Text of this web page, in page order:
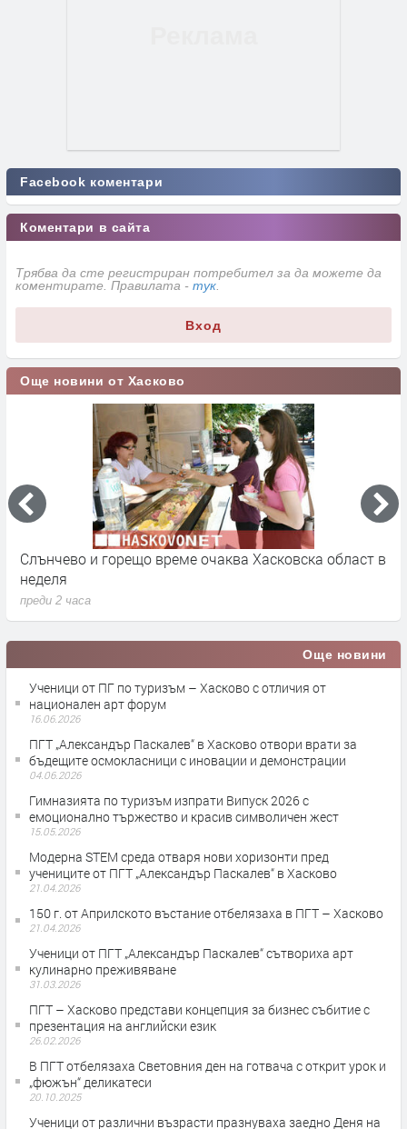
Facebook коментари
Коментари в сайта
Трябва да сте регистриран потребител за да можете да
коментирате. Правилата - тук
Вход
Още новини от Хасково
Слънчево и горещо време очаква Хасковска област в
неделя
преди 2 часа
Още новини
Ученици от ПГ по туризъм – Хасково с отличия от
национален арт форум
16.06.2026
ПГТ „Александър Паскалев“ в Хасково отвори врати за
бъдещите осмокласници с иновации и демонстрации
04.06.2026
Гимназията по туризъм изпрати Випуск 2026 с
емоционално тържество и красив символичен жест
15.05.2026
Модерна STEM среда отваря нови хоризонти пред
учениците от ПГТ „Александър Паскалев“ в Хасково
21.04.2026
150 г. от Априлското въстание отбелязаха в ПГТ – Хасково
21.04.2026
Ученици от ПГТ „Александър Паскалев“ сътвориха арт
кулинарно преживяване
31.03.2026
ПГТ – Хасково представи концепция за бизнес събитие с
презентация на английски език
26.02.2026
В ПГТ отбелязаха Световния ден на готвача с открит урок и
„фюжън“ деликатеси
20.10.2025
Ученици от различни възрасти празнуваха заедно Деня на